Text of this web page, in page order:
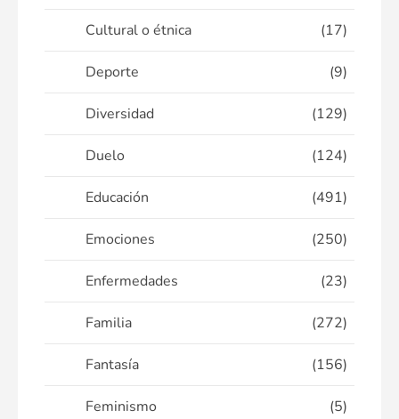
Cultural o étnica (17)
Deporte (9)
Diversidad (129)
Duelo (124)
Educación (491)
Emociones (250)
Enfermedades (23)
Familia (272)
Fantasía (156)
Feminismo (5)